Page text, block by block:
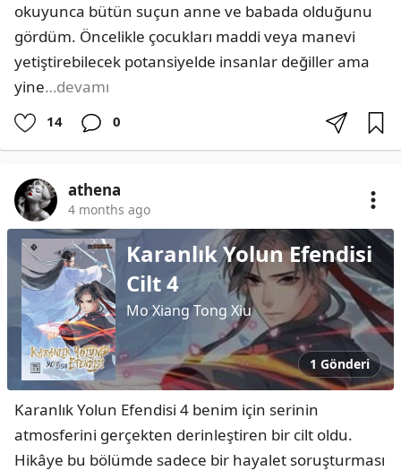
okuyunca bütün suçun anne ve babada olduğunu
gördüm. Öncelikle çocukları maddi veya manevi
yetiştirebilecek potansiyelde insanlar değiller ama
yine…devamı
14 0
athena
4 months ago
Karanlık Yolun Efendisi
Cilt 4
Mo Xiang Tong Xiu
1 Gönderi
Karanlık Yolun Efendisi 4 benim için serinin
atmosferini gerçekten derinleştiren bir cilt oldu.
Hikâye bu bölümde sadece bir hayalet soruşturması